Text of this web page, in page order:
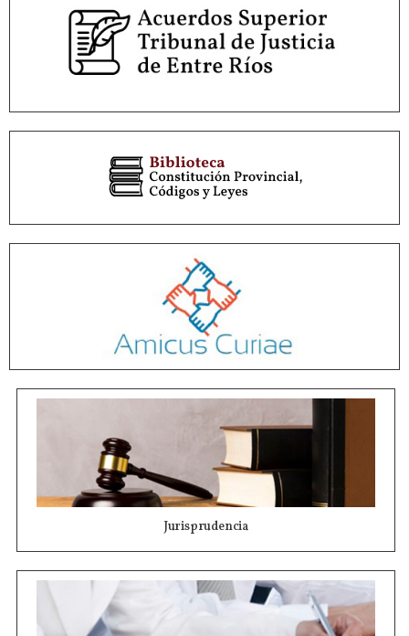
Jurisprudencia